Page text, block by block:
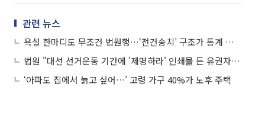
관련 뉴스
욕설 한마디도 무조건 법원행…‘전건송치’ 구조가 통계 착시 키웠다
법원 "대선 선거운동 기간에 '제명하라' 인쇄물 든 유권자 무죄"
‘아파도 집에서 늙고 싶어…’ 고령 가구 40%가 노후 주택